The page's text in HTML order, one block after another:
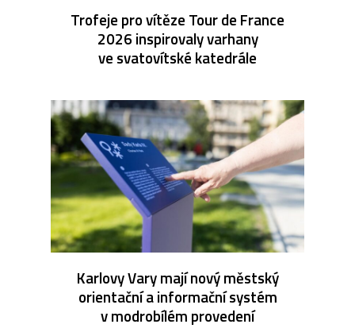
Trofeje pro vítěze Tour de France
2026 inspirovaly varhany
ve svatovítské katedrále
Karlovy Vary mají nový městský
orientační a informační systém
v modrobílém provedení